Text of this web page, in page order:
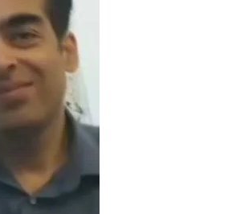
Sebab Calon Imam Mahdi Masalah Tertutup
Lewat Wajah (kang Diki) :